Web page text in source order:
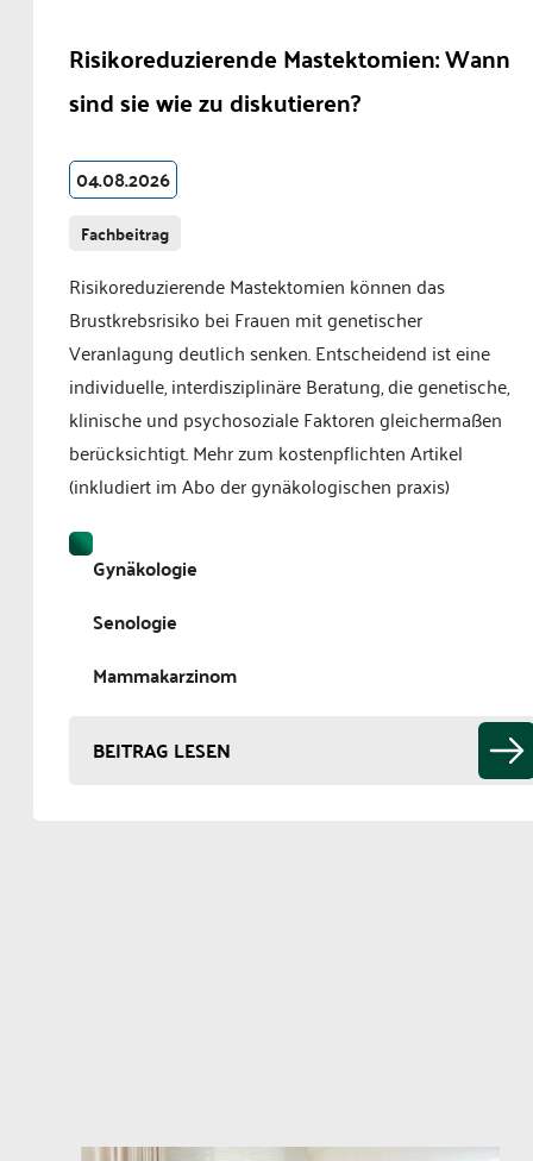
Risikoreduzierende Mastektomien: Wann
sind sie wie zu diskutieren?
04.08.2026
Fachbeitrag
Risikoreduzierende Mastektomien können das
Brustkrebsrisiko bei Frauen mit genetischer
Veranlagung deutlich senken. Entscheidend ist eine
individuelle, interdisziplinäre Beratung, die genetische,
klinische und psychosoziale Faktoren gleichermaßen
berücksichtigt. Mehr zum kostenpflichten Artikel
(inkludiert im Abo der gynäkologischen praxis)
Gynäkologie
Senologie
Mammakarzinom
BEITRAG LESEN